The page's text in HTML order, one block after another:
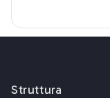
Struttura